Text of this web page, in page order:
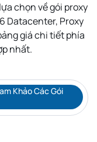
chọn về gói proxy
Datacenter, Proxy
giá chi tiết phía
nhất.
Khảo Các Gói